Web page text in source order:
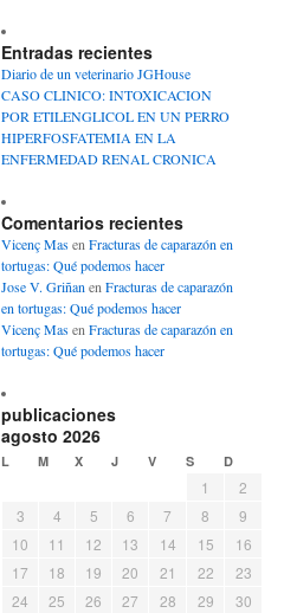
Entradas recientes
Diario de un veterinario JGHouse
CASO CLINICO: INTOXICACION
POR ETILENGLICOL EN UN PERRO
HIPERFOSFATEMIA EN LA
ENFERMEDAD RENAL CRONICA
Comentarios recientes
Vicenç Masen Fracturas de caparazón en
tortugas: Qué podemos hacer
Jose V. Griñan en Fracturas de caparazón
en tortugas: Qué podemos hacer
Vicenç Masen Fracturas de caparazón en
tortugas: Qué podemos hacer
publicaciones
agosto 2026
L M X J V S D
1
2
3
4 5 6 7 8
9
10
11 12 13 14 15
16
17
18 19 20 21 22
23
24
25 26 27 28 29
30